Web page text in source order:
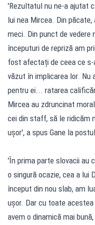
'Rezultatul nu ne-a ajutat
lui nea Mircea. Din
meci. Din punct de
începuturi de repriză am
fost afectați de ceea ce
văzut în implicarea lor.
pentru ei... ratarea
Mircea au zdruncinat
cei din staff, să le ridicăm
ușor', a spus Gane la
'În prima parte slovacii au
o singură ocazie, cea a lui
început din nou slab, am
ușor. Dar cu toate
avem o dinamică mai